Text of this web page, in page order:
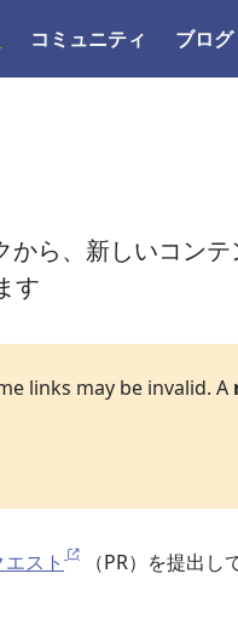
コミュニティ ブログ
ら、新しいコンテ
す
links may be invalid. A
スト
（PR）を提出し